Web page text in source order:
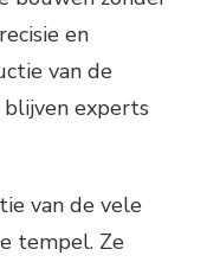
en
van de
experts
van de vele
tempel. Ze